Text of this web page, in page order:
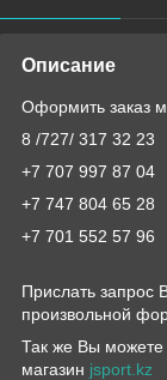
Описание
Оформить заказ
8 /727/ 317 32 23
+7 707 997 87 04
+7 747 804 65 28
+7 701 552 57 96
Прислать запрос
произвольной
Так же Вы можете
магазин jsport.kz